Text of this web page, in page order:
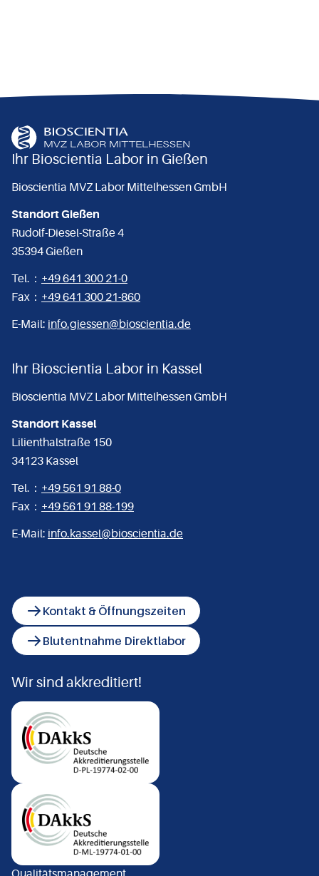
Ihr Bioscientia Labor in Gießen
Bioscientia MVZ Labor Mittelhessen GmbH
Standort Gießen
Rudolf-Diesel-Straße 4
35394 Gießen
Tel.： +49 641 300 21-0
Fax： +49 641 300 21-860
E-Mail: info.giessen@bioscientia.de
Ihr Bioscientia Labor in Kassel
Bioscientia MVZ Labor Mittelhessen GmbH
Standort Kassel
Lilienthalstraße 150
34123 Kassel
Tel.： +49 561 91 88-0
Fax： +49 561 91 88-199
E-Mail: info.kassel@bioscientia.de
Kontakt & Öffnungszeiten
Blutentnahme Direktlabor
Wir sind akkreditiert!